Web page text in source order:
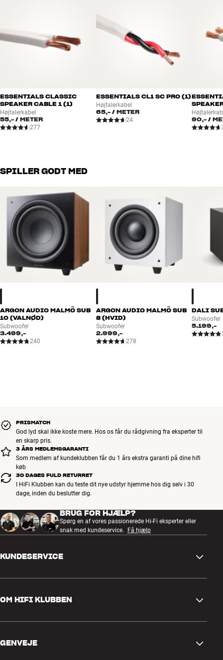
ESSENTIALS CLASSIC
SPEAKER CABLE 1 (1)
Højtalerkabel
55,- / METER
277
ESSENTIALS CL1 SC PRO (1)
Højtalerkabel
65,-/ METER
24 90,- /
SPILLER GODT MED
ARGON AUDIO MALMÖ SUB
10 (VALNØD)
Subwoofer
3.499,-
240
ARGON AUDIO MALMÖ SUB
8 (HVID)
Subwoofer
2.999,-
278
DALI
Subwoofer
5.199,-
PRISMATCH
God lyd skal ikke koste mere. Hos os får du rådgivning fra eksperter til
en skarp pris.
3 ÅRS MEDLEMSGARANTI
Som medlem af kundeklubben får du 1 års ekstra garanti på dine hifi
køb
30 DAGES FULD RETURRET
I HiFi Klubben kan du teste dit nye udstyr hjemme hos dig selv i 30
dage, inden du beslutter dig.
BRUG FOR HJÆLP?
Spørg en af vores passionerede Hi-Fi eksperter eller
snak med kundeservice.
Få hjælp
KUNDESERVICE
Retur og reklamation
Fortryd ordre
OM HIFI KLUBBEN
GENVEJE